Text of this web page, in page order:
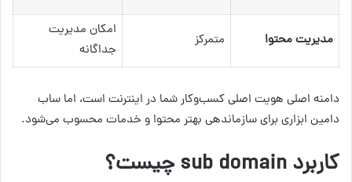
مدیریت محتوا متمرکز
امکان مدیریت
جداگانه
دامنه اصلی هویت اصلی کسب‌وکار شما در اینترنت است، اما ساب
دامین ابزاری برای سازماندهی بهتر محتوا و خدمات محسوب می‌شود.
کاربرد sub domain چیست؟